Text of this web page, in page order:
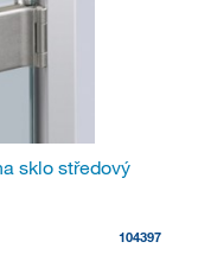
sklo středový
104397